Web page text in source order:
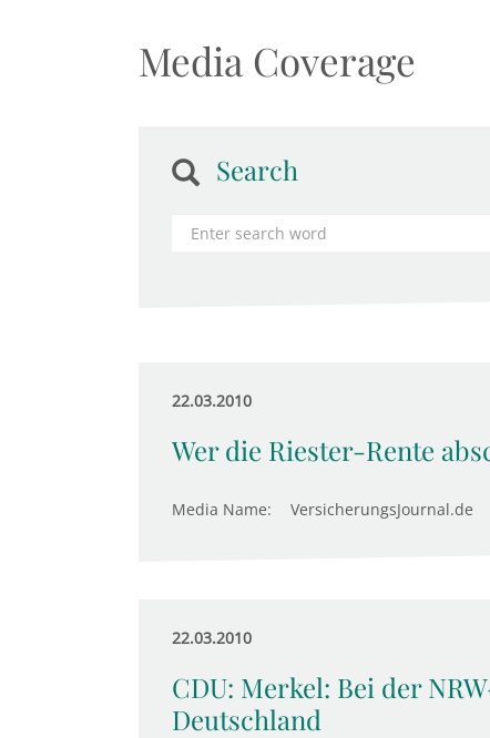
Media Coverage
Search
22.03.2010
Wer die Riester-Rente
Media Name: VersicherungsJournal.de
22.03.2010
CDU: Merkel: Bei der
Deutschland